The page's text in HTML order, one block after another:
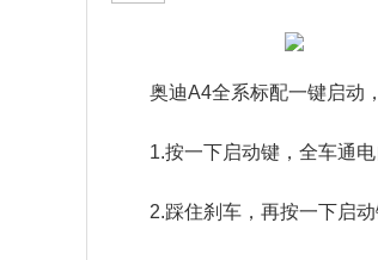
奥迪A4全系标配一键启动
1.按一下启动键，全车通电
2.踩住刹车，再按一下启